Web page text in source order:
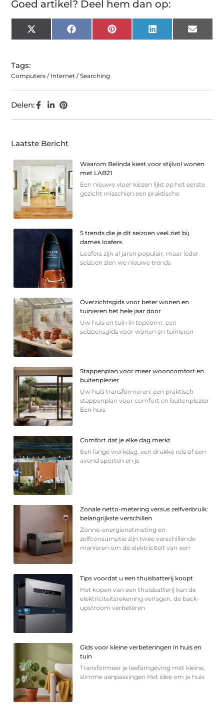
Goed artikel? Deel hem dan op:
X
(Twitter)
FacebookPinterest LinkedIn Email
Tags:
Computers / Internet / Searching
Delen:
Laatste Bericht
Waarom Belinda kiest voor stijlvol wonen
met LAB21
Een nieuwe vloer kiezen lijkt op het eerste
gezicht misschien een praktische
5 trends die je dit seizoen veel ziet bij
dames loafers
Loafers zijn al jaren populair, maar ieder
seizoen zien we nieuwe trends
Overzichtsgids voor beter wonen en
tuinieren het hele jaar door
Uw huis en tuin in topvorm: een
seizoensgids voor wonen en tuinieren
Stappenplan voor meer wooncomfort en
buitenplezier
Uw huis transformeren: een praktisch
stappenplan voor comfort en buitenplezier
Een huis
Comfort dat je elke dag merkt
Een lange werkdag, een drukke reis of een
avond sporten en je
Zonale netto-metering versus zelfverbruik:
belangrijkste verschillen
Zonne-energienetmeting en
zelfconsumptie zijn twee verschillende
manieren om de elektriciteit van een
Tips voordat u een thuisbatterij koopt
Het kopen van een thuisbatterij kan de
elektriciteitsrekening verlagen, de back-
upstroom verbeteren
Gids voor kleine verbeteringen in huis en
tuin
Transformeer je leefomgeving met kleine,
slimme aanpassingen Het idee om je huis